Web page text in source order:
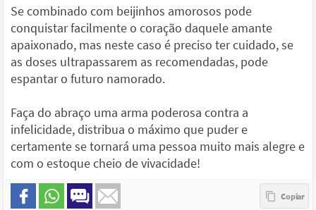
Se combinado com beijinhos amorosos pode
conquistar facilmente o coração daquele amante
apaixonado, mas neste caso é preciso ter cuidado, se
as doses ultrapassarem as recomendadas, pode
espantar o futuro namorado.
Faça do abraço uma arma poderosa contra a
infelicidade, distribua o máximo que puder e
certamente se tornará uma pessoa muito mais alegre e
com o estoque cheio de vivacidade!